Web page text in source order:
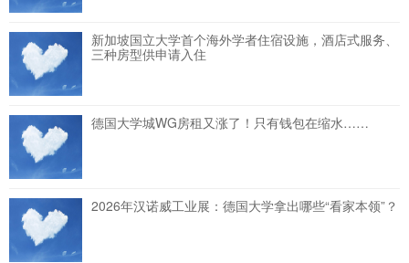
新加坡国立大学首个海外学者住宿设施，酒店式服务、
三种房型供申请入住
德国大学城WG房租又涨了！只有钱包在缩水……
2026年汉诺威工业展：德国大学拿出哪些“看家本领”？